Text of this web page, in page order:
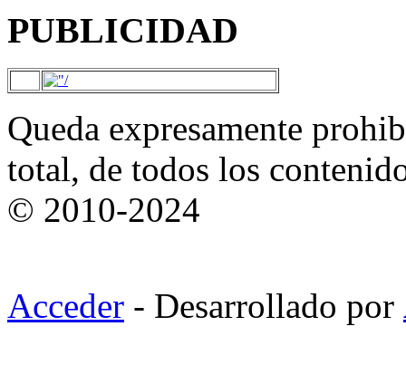
PUBLICIDAD
Queda expresamente
total, de todos los
© 2010-2024
Acceder - Desarrollado por